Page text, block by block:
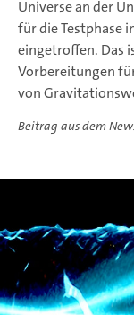
Universe an der
für die Testphase
eingetroffen. Das
Vorbereitungen
von
Beitrag aus dem